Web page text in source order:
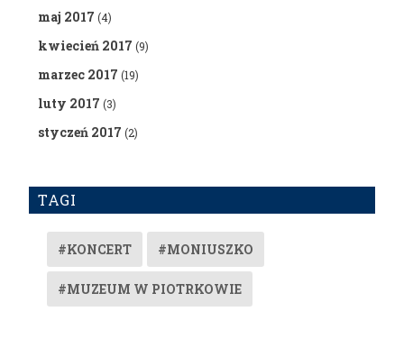
maj 2017 (4)
kwiecień 2017 (9)
marzec 2017 (19)
luty 2017 (3)
styczeń 2017 (2)
TAGI
#KONCERT #MONIUSZKO
#MUZEUM W PIOTRKOWIE